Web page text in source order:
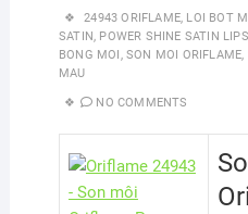
24943 ORIFLAME, LOI BOT
SATIN, POWER SHINE SATIN
BONG MOI, SON MOI ORIFLAME,
MAU
NO COMMENTS